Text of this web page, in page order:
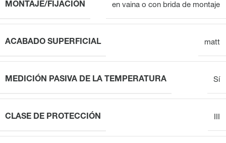
MONTAJE/FIJACIÓN en vaina o con brida de montaje
ACABADO SUPERFICIAL matt
MEDICIÓN PASIVA DE LA TEMPERATURA Sí
CLASE DE PROTECCIÓN